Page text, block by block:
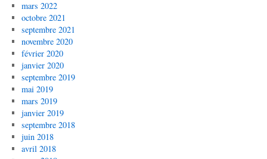
mars 2022
octobre 2021
septembre 2021
novembre 2020
février 2020
janvier 2020
septembre 2019
mai 2019
mars 2019
janvier 2019
septembre 2018
juin 2018
avril 2018